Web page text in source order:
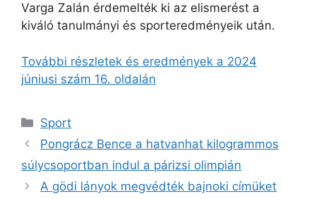
Varga Zalán érdemelték ki az elismerést a
kiváló tanulmányi és sporteredményeik után.
További részletek és eredmények a 2024
júniusi szám 16. oldalán
Kategória
Sport
Pongrácz Bence a hatvanhat kilogrammos
súlycsoportban indul a párizsi olimpián
A gödi lányok megvédték bajnoki címüket